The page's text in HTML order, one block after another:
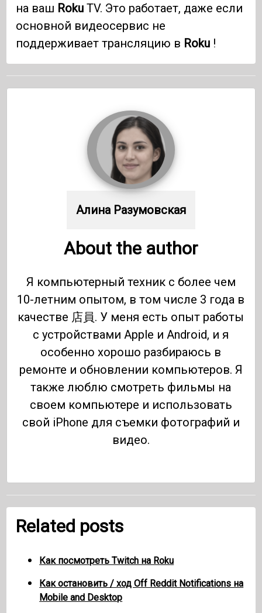
на ваш Roku TV. Это работает, даже если
основной видеосервис не
поддерживает трансляцию в Roku !
Алина Разумовская
About the author
Я компьютерный техник с более чем
10-летним опытом, в том числе 3 года в
качестве 店員. У меня есть опыт работы
с устройствами Apple и Android, и я
особенно хорошо разбираюсь в
ремонте и обновлении компьютеров. Я
также люблю смотреть фильмы на
своем компьютере и использовать
свой iPhone для съемки фотографий и
видео.
Related posts
Как посмотреть Twitch на Roku
Как остановить / ход Off Reddit Notifications на
Mobile and Desktop